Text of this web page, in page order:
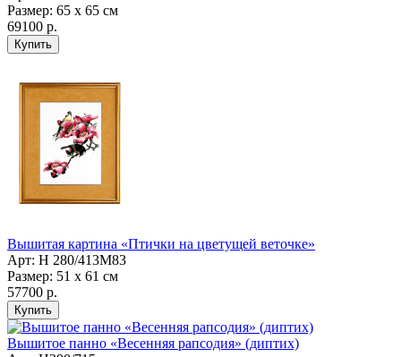
Размер: 65 х 65 см
69100 р.
Вышитая картина «Птички на цветущей веточке»
Арт: Н 280/413M83
Размер: 51 х 61 см
57700 р.
Вышитое панно «Весенняя рапсодия» (диптих)